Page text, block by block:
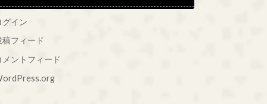
グイン
稿フィード
メントフィード